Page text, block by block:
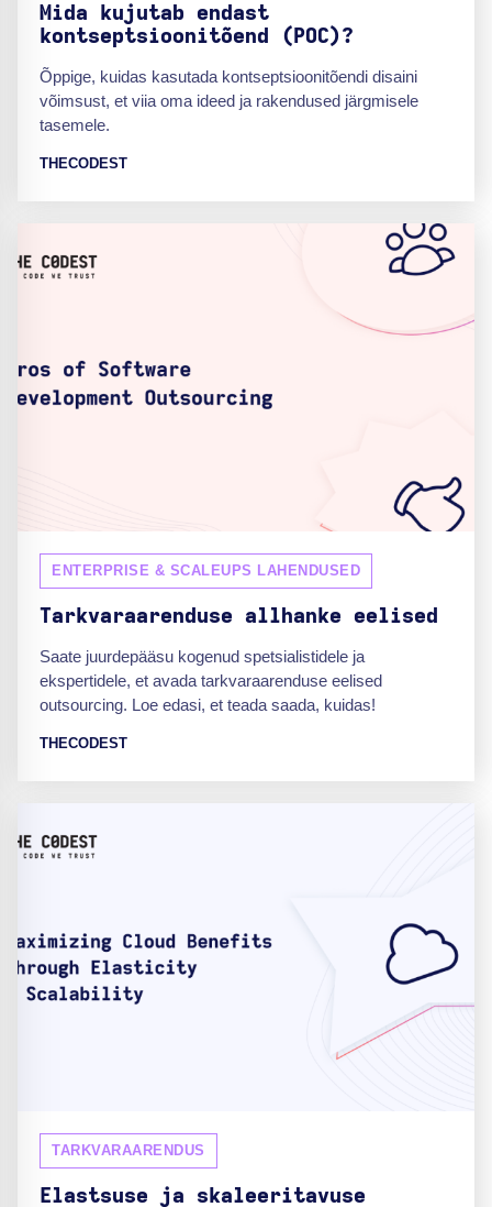
Mida kujutab endast
kontseptsioonitõend (POC)?
Õppige, kuidas kasutada kontseptsioonitõendi disaini
võimsust, et viia oma ideed ja rakendused järgmisele
tasemele.
THECODEST
ENTERPRISE & SCALEUPS LAHENDUSED
Tarkvaraarenduse allhanke eelised
Saate juurdepääsu kogenud spetsialistidele ja
ekspertidele, et avada tarkvaraarenduse eelised
outsourcing. Loe edasi, et teada saada, kuidas!
THECODEST
TARKVARAARENDUS
Elastsuse ja skaleeritavuse